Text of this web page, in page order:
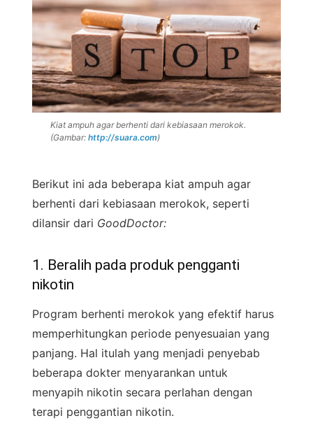
Kiat ampuh agar berhenti dari kebiasaan merokok.
(Gambar: http://suara.com)
Berikut ini ada beberapa kiat ampuh agar
berhenti dari kebiasaan merokok, seperti
dilansir dari GoodDoctor:
1. Beralih pada produk pengganti
nikotin
Program berhenti merokok yang efektif harus
memperhitungkan periode penyesuaian yang
panjang. Hal itulah yang menjadi penyebab
beberapa dokter menyarankan untuk
menyapih nikotin secara perlahan dengan
terapi penggantian nikotin.